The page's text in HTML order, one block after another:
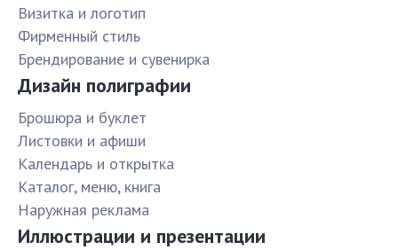
Визитка и логотип
Фирменный стиль
Брендирование и сувенирка
Дизайн полиграфии
Брошюра и буклет
Листовки и афиши
Календарь и открытка
Каталог, меню, книга
Наружная реклама
Иллюстрации и презентации